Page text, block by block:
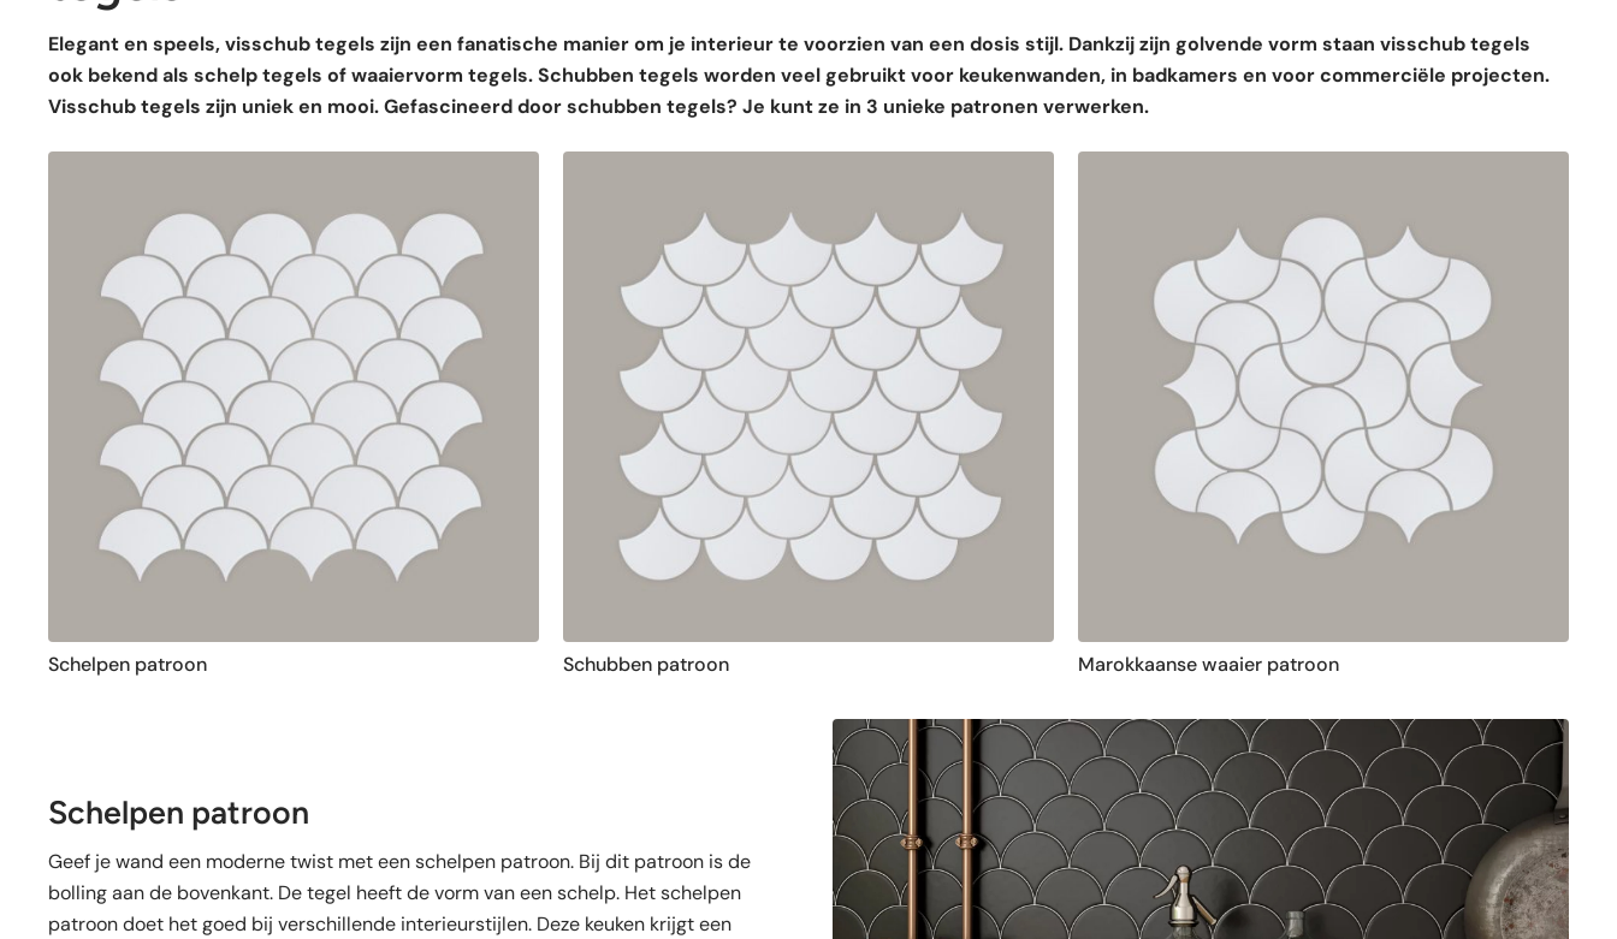
Elegant en speels, visschub tegels zijn een fanatische manier om je interieur te voorzien van een dosis stijl. Dankzij zijn golvende vorm staan visschub tegels
ook bekend als schelp tegels of waaiervorm tegels. Schubben tegels worden veel gebruikt voor keukenwanden, in badkamers en voor commerciële projecten.
Visschub tegels zijn uniek en mooi. Gefascineerd door schubben tegels? Je kunt ze in 3 unieke patronen verwerken.
Schelpen patroon Schubben patroon Marokkaanse waaier patroon
Schelpen patroon
Geef je wand een moderne twist met een schelpen patroon. Bij dit patroon is de
bolling aan de bovenkant. De tegel heeft de vorm van een schelp. Het schelpen
patroon doet het goed bij verschillende interieurstijlen. Deze keuken krijgt een